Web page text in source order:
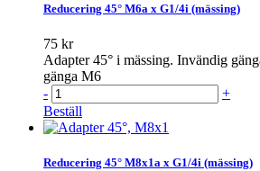
Reducering 45° M6a x G1/4i (mässing)
75 kr
Adapter 45° i mässing. Invändig
gänga M6
-
+
Beställ
Reducering 45° M8x1a x G1/4i (mässing)